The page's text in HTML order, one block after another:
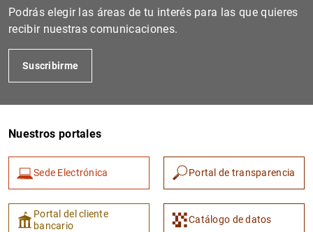
1 2
Podrás elegir las áreas de tu interés para las que quieres
recibir nuestras comunicaciones.
Suscribirme
Nuestros portales
Sede Electrónica Portal de transparencia
Portal del cliente
bancario
Catálogo de datos